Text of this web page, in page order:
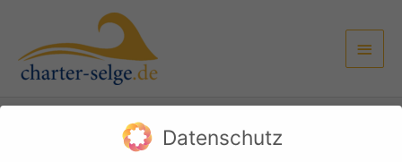
springen
Datenschutz